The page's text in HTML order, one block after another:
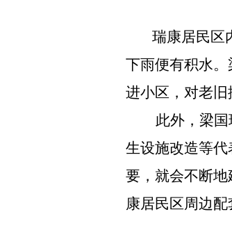
瑞康居民区
下雨便有积水
进小区，对老旧
此外，梁
生设施改造等
要，就会不断
康居民区周边配